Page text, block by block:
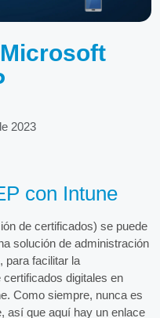
2023
con Intune
de certificados) se puede
solución de administración
para facilitar la
digitales en
Como siempre, nunca es
así que aquí hay un enlace